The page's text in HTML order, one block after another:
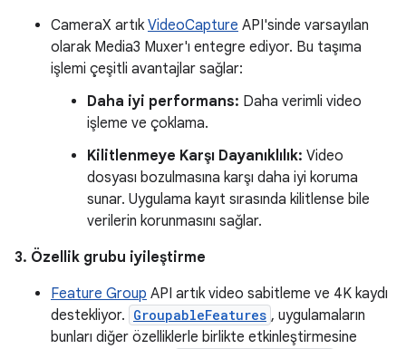
CameraX artık VideoCapture API'sinde varsayılan
olarak Media3 Muxer'ı entegre ediyor. Bu taşıma
işlemi çeşitli avantajlar sağlar:
Daha iyi performans: Daha verimli video
işleme ve çoklama.
Kilitlenmeye Karşı Dayanıklılık: Video
dosyası bozulmasına karşı daha iyi koruma
sunar. Uygulama kayıt sırasında kilitlense bile
verilerin korunmasını sağlar.
3. Özellik grubu iyileştirme
Feature Group API artık video sabitleme ve 4K kaydı
destekliyor. GroupableFeatures , uygulamaların
bunları diğer özelliklerle birlikte etkinleştirmesine